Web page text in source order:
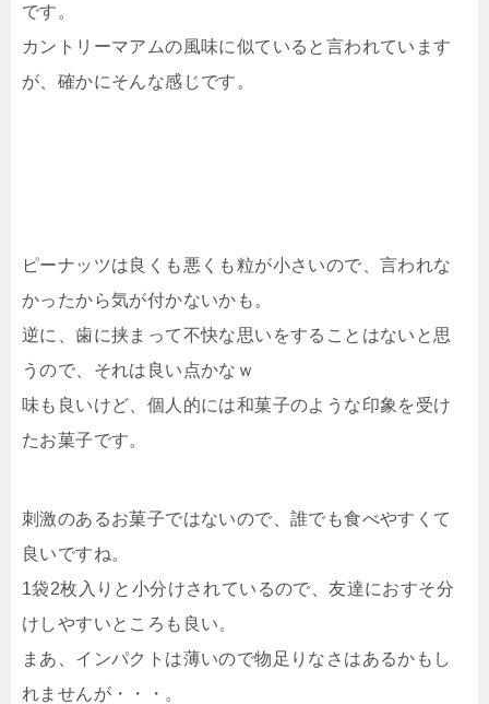
です。
カントリーマアムの風味に似ていると言われています
が、確かにそんな感じです。
ピーナッツは良くも悪くも粒が小さいので、言われな
かったから気が付かないかも。
逆に、歯に挟まって不快な思いをすることはないと思
うので、それは良い点かなｗ
味も良いけど、個人的には和菓子のような印象を受け
たお菓子です。
刺激のあるお菓子ではないので、誰でも食べやすくて
良いですね。
1袋2枚入りと小分けされているので、友達におすそ分
けしやすいところも良い。
まあ、インパクトは薄いので物足りなさはあるかもし
れませんが・・・。